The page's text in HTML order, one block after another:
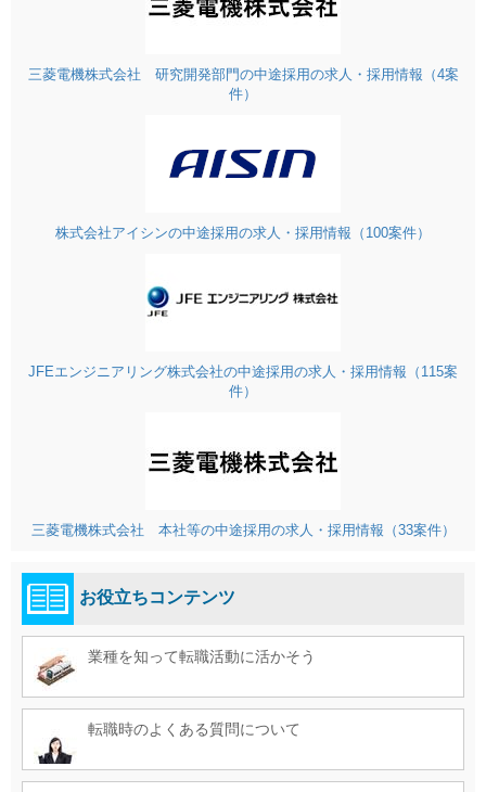
三菱電機株式会社 研究開発部門の中途採用の求人・採用情報（4案
件）
株式会社アイシンの中途採用の求人・採用情報（100案件）
JFEエンジニアリング株式会社の中途採用の求人・採用情報（115案
件）
三菱電機株式会社 本社等の中途採用の求人・採用情報（33案件）
お役立ちコンテンツ
業種を知って転職活動に活かそう
転職時のよくある質問について